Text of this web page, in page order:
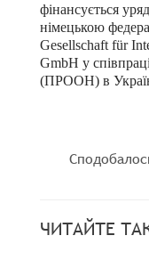
фінансується
німецькою
Gesellschaft für
GmbH у
(ПРООН) в
ЧИТАЙТЕ